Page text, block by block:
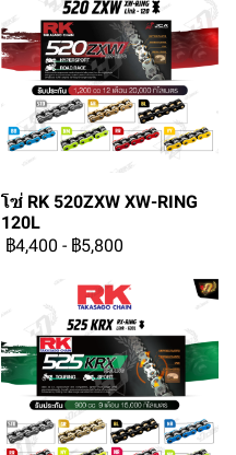
โซ่ RK 520ZXW XW-RING
120L
฿4,400 - ฿5,800